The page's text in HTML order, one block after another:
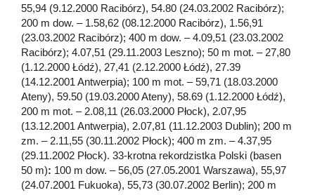
55,94 (9.12.2000 Racibórz), 54.80 (24.03.2002 Racibórz);
200 m dow. – 1.58,62 (08.12.2000 Racibórz), 1.56,91
(23.03.2002 Racibórz); 400 m dow. – 4.09,51 (23.03.2002
Racibórz); 4.07,51 (29.11.2003 Leszno); 50 m mot. – 27,80
(1.12.2000 Łódź), 27,41 (2.12.2000 Łódź), 27.39
(14.12.2001 Antwerpia); 100 m mot. – 59,71 (18.03.2000
Ateny), 59.50 (19.03.2000 Ateny), 58.69 (1.12.2000 Łódź),
200 m mot. – 2.08,11 (26.03.2000 Płock), 2.07,95
(13.12.2001 Antwerpia), 2.07,81 (11.12.2003 Dublin); 200 m
zm. – 2.11,55 (30.11.2002 Płock); 400 m zm. – 4.37,95
(29.11.2002 Płock). 33-krotna rekordzistka Polski (basen
50 m): 100 m dow. – 56,05 (27.05.2001 Warszawa), 55,97
(24.07.2001 Fukuoka), 55,73 (30.07.2002 Berlin); 200 m